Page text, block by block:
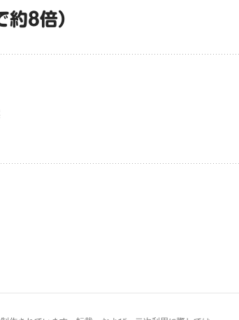
8倍）